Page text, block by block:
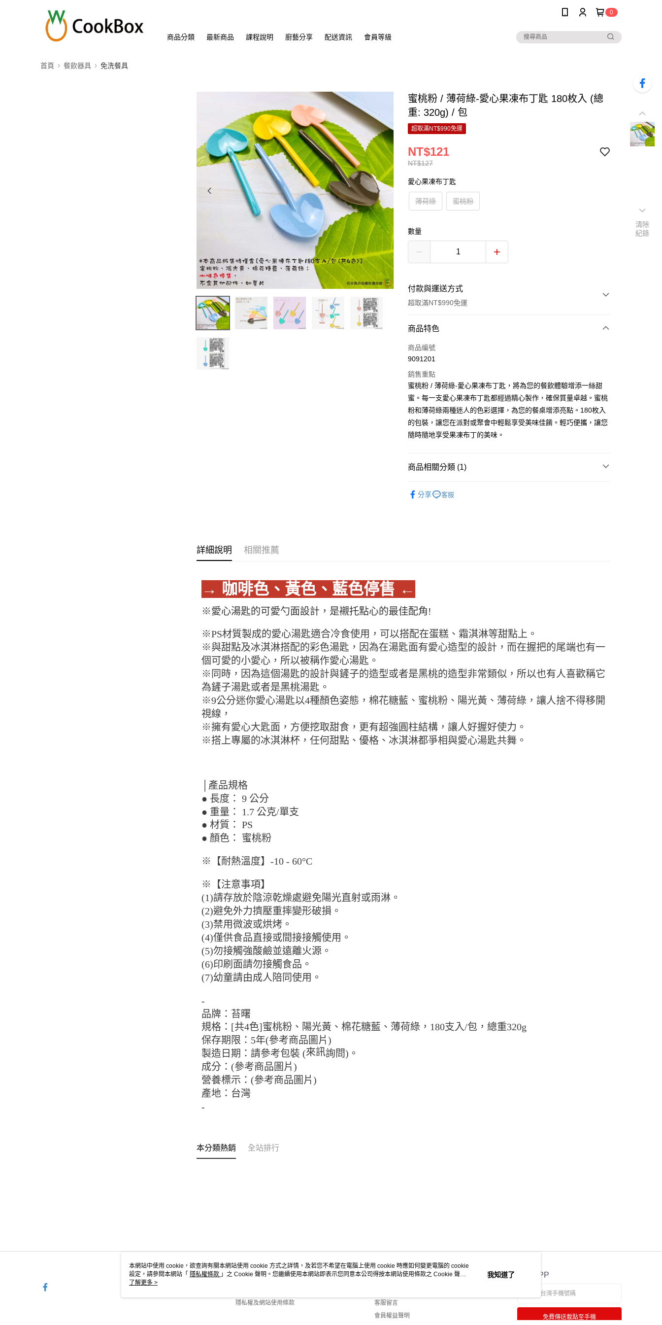
0
商品分類 最新商品 課程說明 廚藝分享 配送資訊 會員等級
首頁 餐飲器具 免洗餐具
蜜桃粉 / 薄荷綠-愛心果凍布丁匙 180枚入 (總
重: 320g) / 包
超取滿NT$990免運
NT$127
NT$121
愛心果凍布丁匙
薄荷綠 蜜桃粉
數量
付款與運送方式
超取滿NT$990免運
付款方式
信用卡一次付款
LINE Pay
Apple Pay
街口支付
悠遊付
【關於「AFTEE先享後付」】
３．收到繳費通知簡訊後14天內，點擊此簡訊中的連結，可透過四大超商
※ 請注意：結帳手續完成當下不需立刻繳費，但若您需要取消訂單，請聯
先享後付繳納相關費用。
※ 交易是否成功請以「AFTEE先享後付 」之結帳頁面顯示為準，若有關於
是否繳費成功／繳費後需取消欲退款等相關疑問，請聯繫「AFTEE先享後
【注意事項】
求債權轉讓予恩沛科技股份有限公司。
３．未成年的使用者請事先徵得法定代理人或監護人之同意方可使用
「AFTEE先享後付」，若未經同意申辦者引起之損失，本公司不負相關責
任。
付款後全家取貨-重量限制含紙箱10kg，請控制商品重量在9~
9.5kg
7-11取貨付款-重量限制含紙箱10kg，請控制商品重量在9~9.
5kg
9.5kg
宅配-新竹物流
每筆NT$150，滿NT$2,000(含以上)免運費
商品特色
商品編號
9091201
銷售重點
蜜桃粉 / 薄荷綠-愛心果凍布丁匙，將為您的餐飲體驗增添一絲甜
蜜。每一支愛心果凍布丁匙都經過精心製作，確保質量卓越。蜜桃
粉和薄荷綠兩種迷人的色彩選擇，為您的餐桌增添亮點。180枚入
的包裝，讓您在派對或聚會中輕鬆享受美味佳餚。輕巧便攜，讓您
隨時隨地享受果凍布丁的美味。
商品相關分類 (1)
分享
客服
詳細說明 相關推薦
→ 咖啡色、黃色、藍色停售 ←
※愛心湯匙的可愛勺面設計，是襯托點心的最佳配角!
※PS材質製成的愛心湯匙適合冷食使用，可以搭配在蛋糕、霜淇淋等甜點上。
※與甜點及冰淇淋搭配的彩色湯匙，因為在湯匙面有愛心造型的設計，而在握把的尾端也有一
個可愛的小愛心，所以被稱作愛心湯匙。
※同時，因為這個湯匙的設計與鏟子的造型或者是黑桃的造型非常類似，所以也有人喜歡稱它
為鏟子湯匙或者是黑桃湯匙。
※9公分迷你愛心湯匙以4種顏色姿態，棉花糖藍、蜜桃粉、陽光黃、薄荷綠，讓人捨不得移開
視線，
※擁有愛心大匙面，方便挖取甜食，更有超強圓柱結構，讓人好握好使力。
※搭上專屬的冰淇淋杯，任何甜點、優格、冰淇淋都爭相與愛心湯匙共舞。
│產品規格
● 長度： 9 公分
● 重量： 1.7 公克/單支
● 材質： PS
● 顏色： 蜜桃粉
※【耐熱溫度】-10 - 60°C
※【注意事項】
(1)請存放於陰涼乾燥處避免陽光直射或雨淋。
(2)避免外力擠壓重摔變形破損。
(3)禁用微波或烘烤。
(4)僅供食品直接或間接接觸使用。
(5)勿接觸強酸鹼並遠離火源。
(6)印刷面請勿接觸食品。
(7)幼童請由成人陪同使用。
-
品牌：苔曙
規格：[共4色]蜜桃粉、陽光黃、棉花糖藍、薄荷綠，180支入/包，總重320g
保存期限：5年(參考商品圖片)
製造日期：請參考包裝 (來訊詢問)。
成分：(參考商品圖片)
營養標示：(參考商品圖片)
產地：台灣
-
本分類熱銷 全站排行
關於我們
隱私權及網站使用條款
客服資訊
客服留言
會員權益聲明
官方APP
免費傳送載點至手機
清除
紀錄
本網站中使用 cookie，欲查詢有關本網站使用 cookie 方式之詳情，及若您不希望在電腦上使用 cookie 時應如何變更電腦的 cookie
設定，請參閱本網站「 隱私權條款 」之 Cookie 聲明。您繼續使用本網站即表示您同意本公司得按本網站使用條款之 Cookie 聲明
使用 cookie。
了解更多 >
我知道了